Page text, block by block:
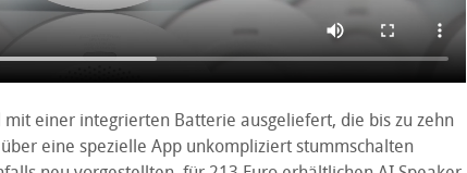
einer integrierten Batterie ausgeliefert, die bis zu zehn
eine spezielle App unkompliziert stummschalten